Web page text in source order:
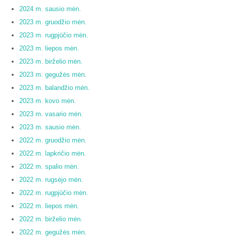
2024 m. sausio mėn.
2023 m. gruodžio mėn.
2023 m. rugpjūčio mėn.
2023 m. liepos mėn.
2023 m. birželio mėn.
2023 m. gegužės mėn.
2023 m. balandžio mėn.
2023 m. kovo mėn.
2023 m. vasario mėn.
2023 m. sausio mėn.
2022 m. gruodžio mėn.
2022 m. lapkričio mėn.
2022 m. spalio mėn.
2022 m. rugsėjo mėn.
2022 m. rugpjūčio mėn.
2022 m. liepos mėn.
2022 m. birželio mėn.
2022 m. gegužės mėn.